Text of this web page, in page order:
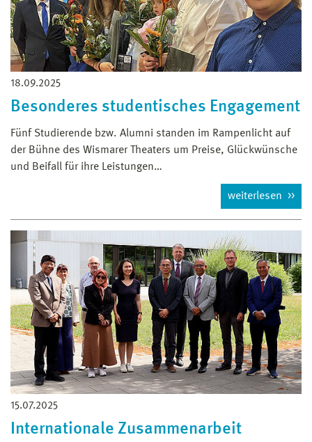
18.09.2025
Besonderes studentisches Engagement
Fünf Studierende bzw. Alumni standen im Rampenlicht auf
der Bühne des Wismarer Theaters um Preise, Glückwünsche
und Beifall für ihre Leistungen…
weiterlesen
15.07.2025
Internationale Zusammenarbeit